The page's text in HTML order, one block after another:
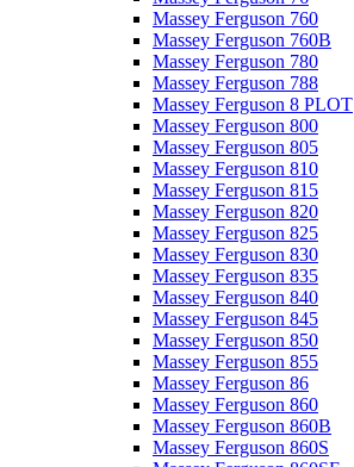
Massey Ferguson 760
Massey Ferguson 760B
Massey Ferguson 780
Massey Ferguson 788
Massey Ferguson 8 PLOT
Massey Ferguson 800
Massey Ferguson 805
Massey Ferguson 810
Massey Ferguson 815
Massey Ferguson 820
Massey Ferguson 825
Massey Ferguson 830
Massey Ferguson 835
Massey Ferguson 840
Massey Ferguson 845
Massey Ferguson 850
Massey Ferguson 855
Massey Ferguson 86
Massey Ferguson 860
Massey Ferguson 860B
Massey Ferguson 860S